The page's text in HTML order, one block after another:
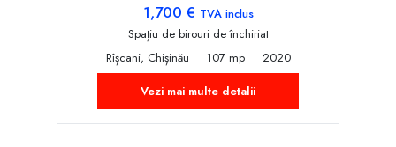
1,700 € TVA inclus
Spațiu de birouri de închiriat
Rîșcani, Chișinău
107 mp
2020
Vezi mai multe detalii